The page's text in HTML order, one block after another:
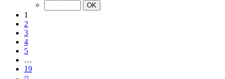
1
2
3
4
5
…
19